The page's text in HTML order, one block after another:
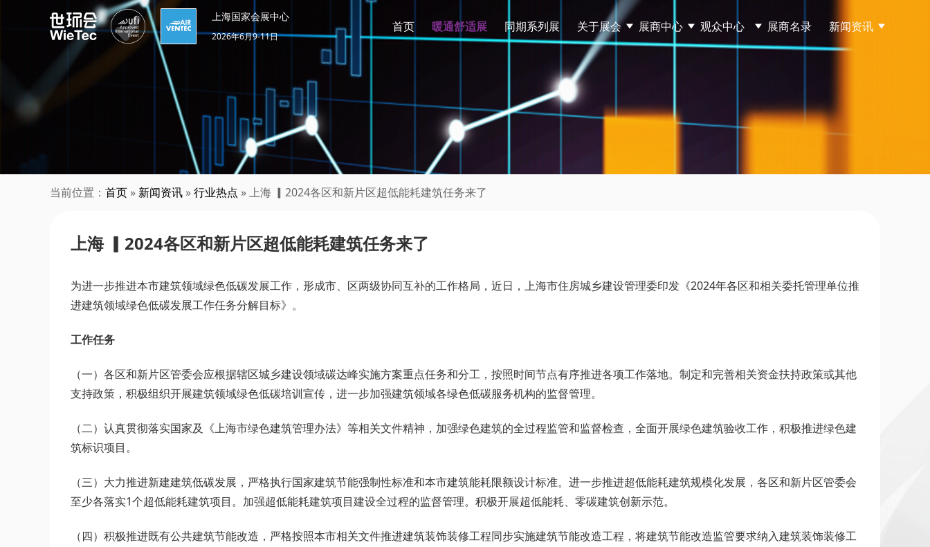
上海国家会展中心
2026年6月9-11日
首页 暖通舒适展 同期系列展 关于展会 展商中心 观众中心 展商名录 新闻资讯
当前位置： 首页 » 新闻资讯 »行业热点 » 上海 ▎2024各区和新片区超低能耗建筑任务来了
上海 ▎2024各区和新片区超低能耗建筑任务来了
为进一步推进本市建筑领域绿色低碳发展工作，形成市、区两级协同互补的工作格局，近日，上海市住房城乡建设管理委印发《2024年各区和相关委托管理单位推
进建筑领域绿色低碳发展工作任务分解目标》。
工作任务
（一）各区和新片区管委会应根据辖区城乡建设领域碳达峰实施方案重点任务和分工，按照时间节点有序推进各项工作落地。制定和完善相关资金扶持政策或其他
支持政策，积极组织开展建筑领域绿色低碳培训宣传，进一步加强建筑领域各绿色低碳服务机构的监督管理。
（二）认真贯彻落实国家及《上海市绿色建筑管理办法》等相关文件精神，加强绿色建筑的全过程监管和监督检查，全面开展绿色建筑验收工作，积极推进绿色建
筑标识项目。
（三）大力推进新建建筑低碳发展，严格执行国家建筑节能强制性标准和本市建筑能耗限额设计标准。进一步推进超低能耗建筑规模化发展，各区和新片区管委会
至少各落实1个超低能耗建筑项目。加强超低能耗建筑项目建设全过程的监督管理。积极开展超低能耗、零碳建筑创新示范。
（四）积极推进既有公共建筑节能改造，严格按照本市相关文件推进建筑装饰装修工程同步实施建筑节能改造工程，将建筑节能改造监管要求纳入建筑装饰装修工